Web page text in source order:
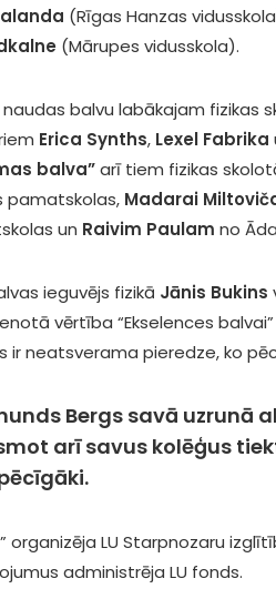
(Rīgas Hanzas
(Mārupes vidusskola).
balvu labākajam fizikas
Erica Synths, Lexel Fabrika
balva”arī tiem fizikas
pamatskolas, Madarai
un Raivim Paulam no
ieguvējs fizikā Jānis Bukins
vērtība “Ekselences
neatsverama pieredze, ko
Bergssavā uzrunā
arī savus kolēģus
organizēja LU Starpnozaru
administrēja LU fonds.